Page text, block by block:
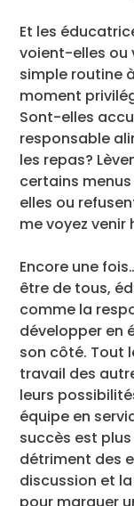
Et les
voient-elles ou
simple routine
moment
Sont-elles
responsable
les repas?
certains
elles ou
me voyez venir
Encore une
être de tous,
comme la
développer en
son côté. Tout
travail des
leurs
équipe en
succès est
détriment des
discussion et